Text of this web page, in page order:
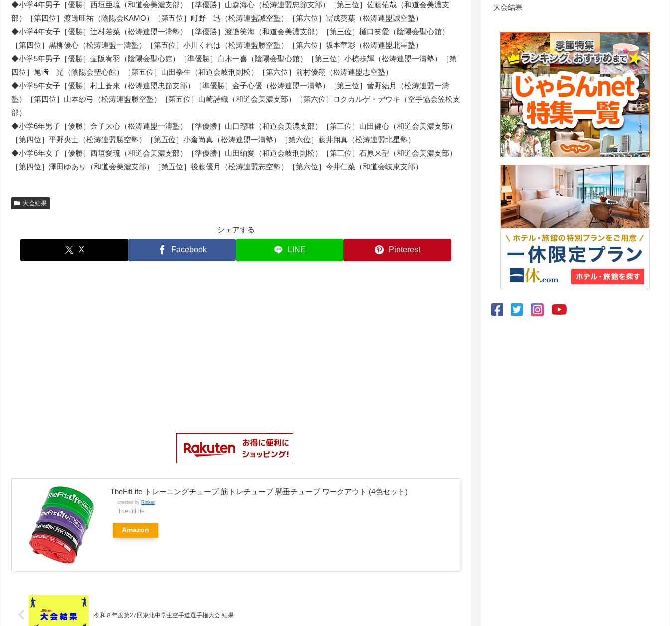
◆小学4年男子［優勝］西垣亜琉（和道会美濃支部）［準優勝］山森海心（松涛連盟忠節支部）［第三位］佐藤佑哉（和道会美濃支
部）［第四位］渡邊旺祐（陰陽会KAMO）［第五位］町野 迅（松涛連盟誠空塾）［第六位］冨成葵葉（松涛連盟誠空塾）
◆小学4年女子［優勝］辻村若菜（松涛連盟一濤塾）［準優勝］渡邉笑海（和道会美濃支部）［第三位］樋口笑愛（陰陽会聖心館）
［第四位］黒柳優心（松涛連盟一濤塾）［第五位］小川くれは（松涛連盟勝空塾）［第六位］坂本華彩（松涛連盟北星塾）
◆小学5年男子［優勝］壷阪宥羽（陰陽会聖心館）［準優勝］白木一喜（陰陽会聖心館）［第三位］小椋歩輝（松涛連盟一濤塾）［第
四位］尾﨑 光（陰陽会聖心館）［第五位］山田拳生（和道会岐刑則松）［第六位］前村優翔（松涛連盟志空塾）
◆小学5年女子［優勝］村上蒼來（松涛連盟忠節支部）［準優勝］金子心優（松涛連盟一濤塾）［第三位］菅野結月（松涛連盟一濤
塾）［第四位］山本紗弓（松涛連盟勝空塾）［第五位］山崎詩織（和道会美濃支部）［第六位］ロクカルゲ・デウキ（空手協会笠松支
部）
◆小学6年男子［優勝］金子大心（松涛連盟一濤塾）［準優勝］山口瑠唯（和道会美濃支部）［第三位］山田健心（和道会美濃支部）
［第四位］平野央士（松涛連盟勝空塾）［第五位］小倉尚真（松涛連盟一濤塾）［第六位］藤井翔真（松涛連盟北星塾）
◆小学6年女子［優勝］西垣愛琉（和道会美濃支部）［準優勝］山田紬愛（和道会岐刑則松）［第三位］石原来望（和道会美濃支部）
［第四位］澤田ゆあり（和道会美濃支部）［第五位］後藤優月（松涛連盟志空塾）［第六位］今井仁菜（和道会岐東支部）
大会結果
シェアする
X Facebook LINE Pinterest
TheFitLife トレーニングチューブ 筋トレチューブ 懸垂チューブ ワークアウト (4色セット)
created by Rinker
TheFitLife
Amazon
令和８年度第27回東北中学生空手道選手権大会 結果
大会結果